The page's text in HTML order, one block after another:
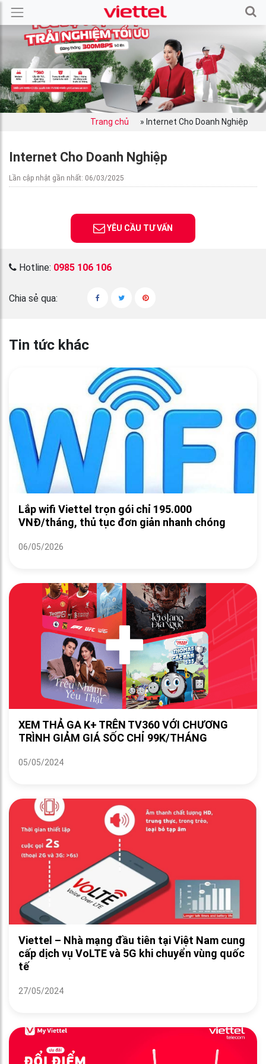
Trang chủ » Internet Cho Doanh Nghiệp
Internet Cho Doanh Nghiệp
Lần cập nhật gần nhất: 06/03/2025
YÊU CẦU TƯ VẤN
Hotline: 0985 106 106
Chia sẻ qua:
Tin tức khác
Lắp wifi Viettel trọn gói chỉ 195.000
VNĐ/tháng, thủ tục đơn giản nhanh chóng
06/05/2026
XEM THẢ GA K+ TRÊN TV360 VỚI CHƯƠNG
TRÌNH GIẢM GIÁ SỐC CHỈ 99K/THÁNG
05/05/2024
Viettel – Nhà mạng đầu tiên tại Việt Nam cung
cấp dịch vụ VoLTE và 5G khi chuyển vùng quốc
tế
27/05/2024